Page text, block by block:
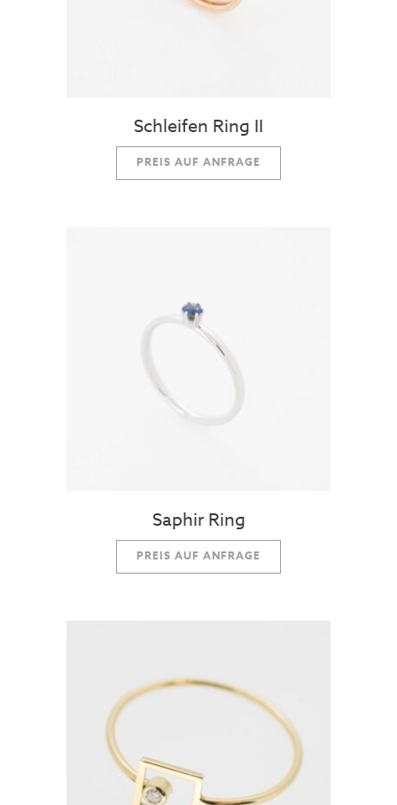
Schleifen Ring II
PREIS AUF ANFRAGE
Saphir Ring
PREIS AUF ANFRAGE